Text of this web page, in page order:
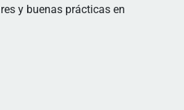
y buenas prácticas en